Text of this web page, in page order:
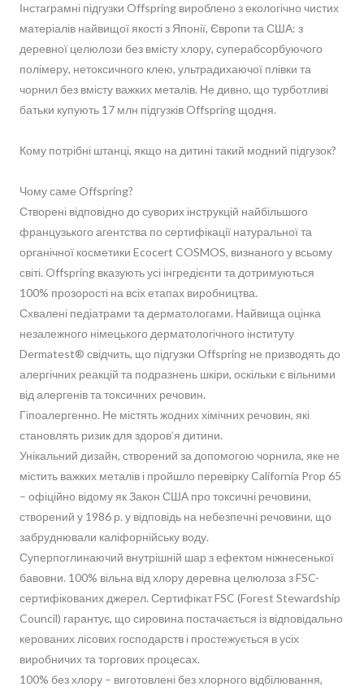
Інстаграмні підгузки Offspring вироблено з екологічно чистих
матеріалів найвищої якості з Японії, Європи та США: з
деревної целюлози без вмісту хлору, суперабсорбуючого
полімеру, нетоксичного клею, ультрадихаючої плівки та
чорнил без вмісту важких металів. Не дивно, що турботливі
батьки купують 17 млн підгузків Offspring щодня.
Кому потрібні штанці, якщо на дитині такий модний підгузок?
Чому саме Offspring?
Створені відповідно до суворих інструкцій найбільшого
французького агентства по сертифікації натуральної та
органічної косметики Ecocert COSMOS, визнаного у всьому
світі. Offspring вказують усі інгредієнти та дотримуються
100% прозорості на всіх етапах виробництва.
Схвалені педіатрами та дерматологами. Найвища оцінка
незалежного німецького дерматологічного інституту
Dermatest® свідчить, що підгузки Offspring не призводять до
алергічних реакцій та подразнень шкіри, оскільки є вільними
від алергенів та токсичних речовин.
Гіпоалергенно. Не містять жодних хімічних речовин, які
становлять ризик для здоров’я дитини.
Унікальний дизайн, створений за допомогою чорнила, яке не
містить важких металів і пройшло перевірку California Prop 65
– офіційно відому як Закон США про токсичні речовини,
створений у 1986 р. у відповідь на небезпечні речовини, що
забруднювали каліфорнійську воду.
Суперпоглинаючий внутрішній шар з ефектом ніжнесенької
бавовни. 100% вільна від хлору деревна целюлоза з FSC-
сертифікованих джерел. Сертифікат FSC (Forest Stewardship
Council) гарантує, що сировина постачається із відповідально
керованих лісових господарств і простежується в усіх
виробничих та торгових процесах.
100% без хлору – виготовлені без хлорного відбілювання,